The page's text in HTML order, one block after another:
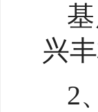
兴
2